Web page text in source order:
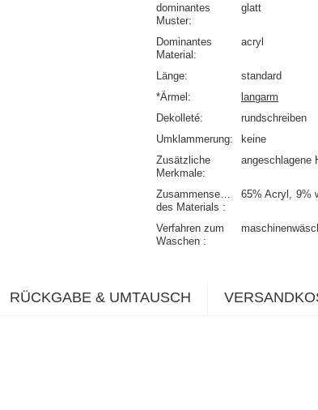
dominantes
Muster
glatt
Dominantes
Material
acryl
Länge
standard
*Ärmel
langarm
Dekolleté
rundschreiben
Umklammerung
keine
Zusätzliche
Merkmale
angeschlagene
Zusammensetzung
des Materials
65% Acryl 9%
Verfahren zum
Waschen
RÜCKGABE & UMTAUSCH